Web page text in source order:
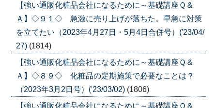
【強い通販化粧品会社になるために～基礎講座Ｑ＆
Ａ】◇９１◇ 急激に売り上げが落ちた。早急に対策
を立てたい（2023年4月27日・5月4日合併号）('23/04/
27) (1814)
【強い通販化粧品会社になるために～基礎講座Ｑ＆
Ａ】◇８９◇ 化粧品の定期施策で必要なことは？
（2023年3月2日号）('23/03/02) (1806)
【強い通販化粧品会社になるために～基礎講座Ｑ＆